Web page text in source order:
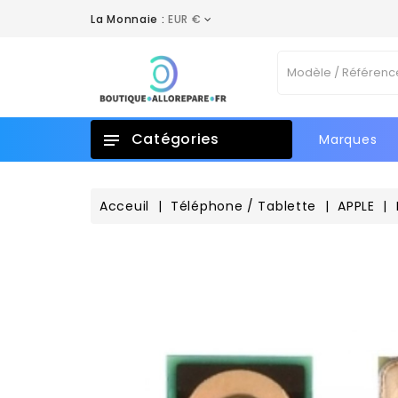
La Monnaie : EUR €
Catégories Marques
Acceuil Téléphone / Tablette APPLE